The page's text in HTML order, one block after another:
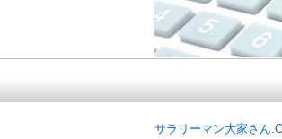
サラリーマン大家さん
サラリー